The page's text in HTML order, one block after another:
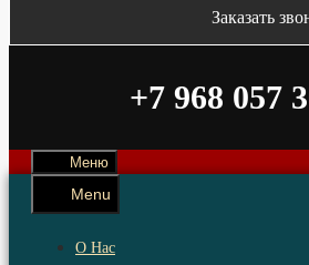
Заказать
+7 968 057
Меню
Menu
О Нас